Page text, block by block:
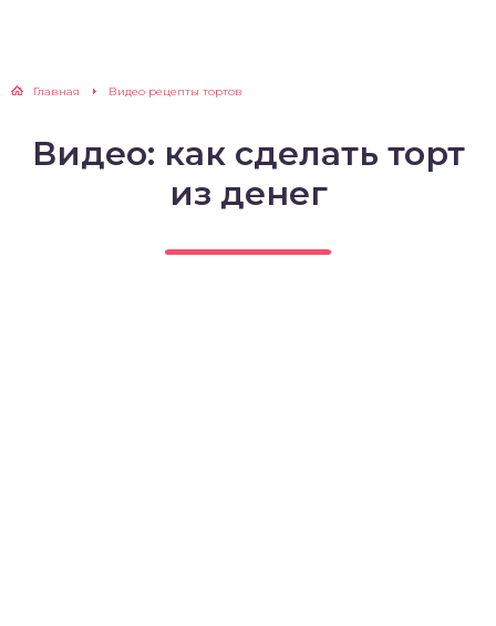
Главная Видео рецепты тортов
Видео: как сделать торт
из денег